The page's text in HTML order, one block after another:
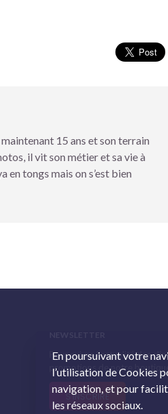
15 ans et son terrain
il vit son métier et sa vie à
en tongs mais on s’est bien
Pour suivre l’actualité des
promotions de notre
S'INSCRIRE
En poursuivant votre
l’utilisation de Cookies
navigation, et pour
les réseaux sociaux.